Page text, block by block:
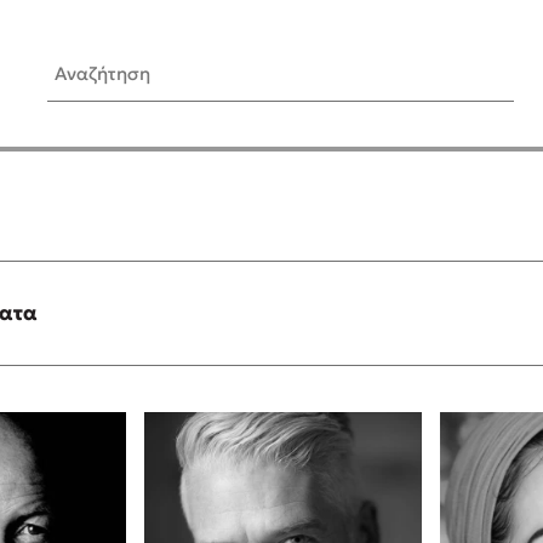
Αναζήτηση
είναι «το πρόβλημα»
αγνοείς
Τι είναι η
Δανάη Δεληγεώργη απαντά!
Συγχαρητήρια, Πέθανες!